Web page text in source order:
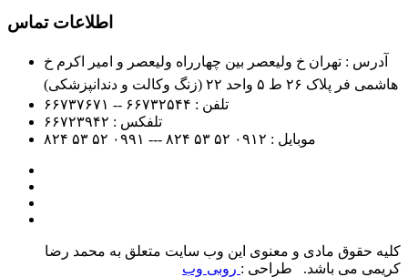
اطلاعات تماس
آدرس : تهران خ ولیعصر بین چهارراه ولیعصر و امیر اکرم خ
هاشمی فر پلاک ۲۶ ط ۵ واحد ۲۲ (زنگ وکالت و دندانپزشکی)
تلفن : ۶۶۷۳۲۵۴۴ -- ۶۶۷۳۷۶۷۱
تلفکس : ۶۶۷۲۳۹۴۲
موبایل : ۰۹۱۲ ۵۲ ۵۳ ۸۲۴ --- ۰۹۹۱ ۵۲ ۵۳ ۸۲۴
کلیه حقوق مادی و معنوی این وب سایت متعلق به محمد رضا
کریمی می باشد. طراحی : روبی وب